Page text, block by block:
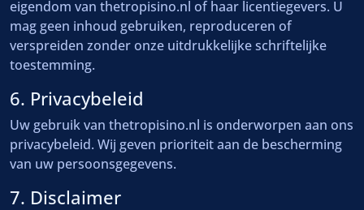
eigendom van thetropisino.nl of haar licentiegevers. U
mag geen inhoud gebruiken, reproduceren of
verspreiden zonder onze uitdrukkelijke schriftelijke
toestemming.
6. Privacybeleid
Uw gebruik van thetropisino.nl is onderworpen aan ons
privacybeleid. Wij geven prioriteit aan de bescherming
van uw persoonsgegevens.
7. Disclaimer